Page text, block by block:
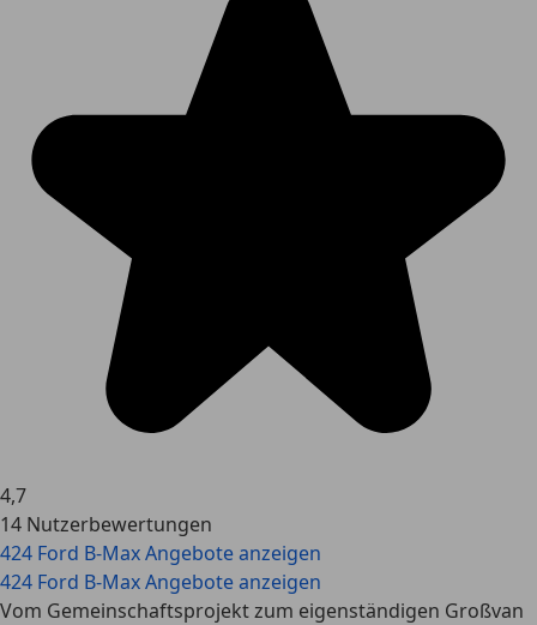
4,7
14 Nutzerbewertungen
424 Ford B-Max Angebote anzeigen
424 Ford B-Max Angebote anzeigen
Vom Gemeinschaftsprojekt zum eigenständigen Großvan